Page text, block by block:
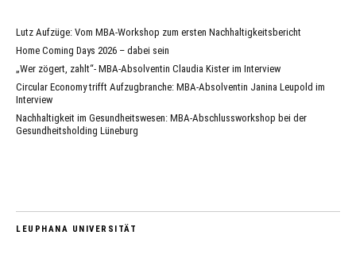
Lutz Aufzüge: Vom MBA-Workshop zum ersten Nachhaltigkeitsbericht
Home Coming Days 2026 – dabei sein
„Wer zögert, zahlt“- MBA-Absolventin Claudia Kister im Interview
Circular Economy trifft Aufzugbranche: MBA-Absolventin Janina Leupold im
Interview
Nachhaltigkeit im Gesundheitswesen: MBA-Abschlussworkshop bei der
Gesundheitsholding Lüneburg
LEUPHANA UNIVERSITÄT